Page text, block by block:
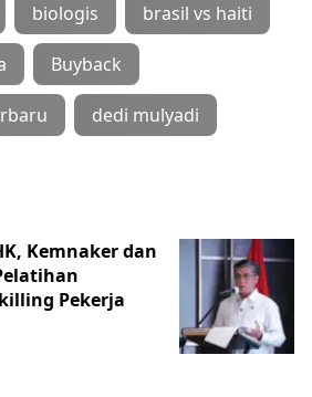
biologis brasil vs haiti
Buyback
dedi mulyadi
Kemnaker dan
Pekerja